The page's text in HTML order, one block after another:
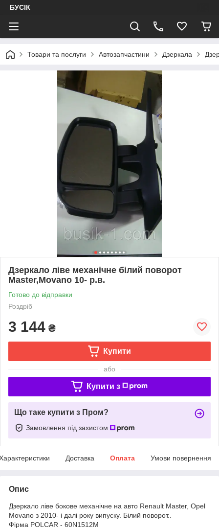
БУСІК
Товари та послуги Автозапчастини Дзеркала
Дзеркало ліве механічне білий поворот
Master,Movano 10- р.в.
Готово до відправки
Роздріб
3 144 ₴
Купити
або
Купити з
Що таке купити з Пром?
Замовлення під захистом
Доставка Оплата Умови повернення
Опис
Дзеркало ліве бокове механічне на авто Renault Master, Opel
Movano з 2010- і далі року випуску. Білий поворот..
Фірма POLCAR - 60N1512M